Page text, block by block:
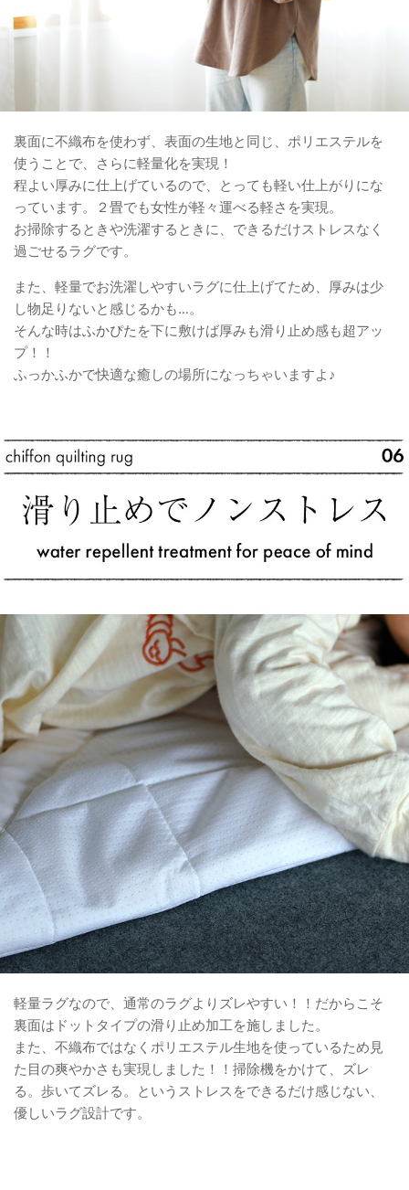
裏面に不織布を使わず、表面の生地と同じ、ポリエステルを
使うことで、さらに軽量化を実現！
程よい厚みに仕上げているので、とっても軽い仕上がりにな
っています。２畳でも女性が軽々運べる軽さを実現。
お掃除するときや洗濯するときに、できるだけストレスなく
過ごせるラグです。
また、軽量でお洗濯しやすいラグに仕上げてため、厚みは少
し物足りないと感じるかも…。
そんな時はふかぴた を下に敷けば厚みも滑り止め感も超アッ
プ！！
ふっかふかで快適な癒しの場所になっちゃいますよ♪
軽量ラグなので、通常のラグよりズレやすい！！だからこそ
裏面はドットタイプの滑り止め加工を施しました。
また、不織布ではなくポリエステル生地を使っているため見
た目の爽やかさも実現しました！！掃除機をかけて、ズレ
る。歩いてズレる。というストレスをできるだけ感じない、
優しいラグ設計です。